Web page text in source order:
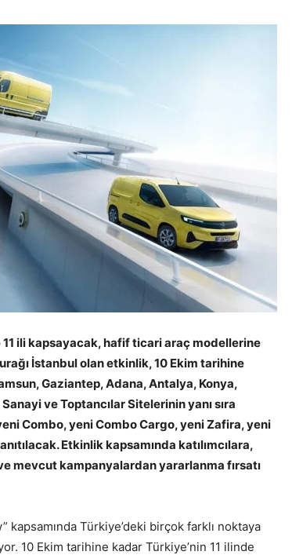
ili kapsayacak, hafif ticari araç modellerine
İstanbul olan etkinlik, 10 Ekim tarihine
Gaziantep, Adana, Antalya, Konya,
ve Toptancılar Sitelerinin yanı sıra
Combo, yeni Combo Cargo, yeni Zafira, yeni
Etkinlik kapsamında katılımcılara,
mevcut kampanyalardan yararlanma fırsatı
Türkiye’deki birçok farklı noktaya
10 Ekim tarihine kadar Türkiye’nin 11 ilinde